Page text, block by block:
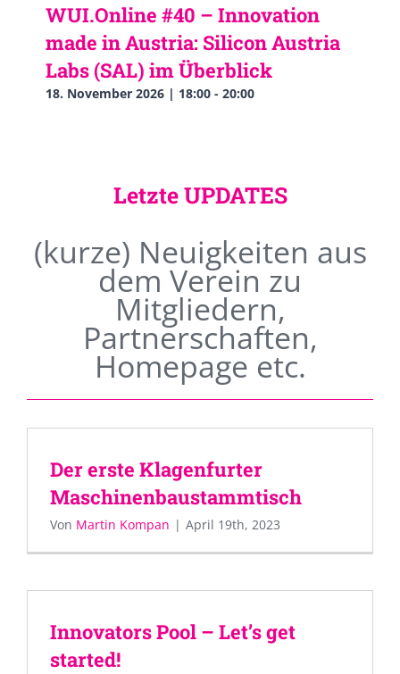
WUI.Online #40 – Innovation
made in Austria: Silicon Austria
Labs (SAL) im Überblick
18. November 2026 | 18:00 - 20:00
Letzte UPDATES
(kurze) Neuigkeiten aus
dem Verein zu
Mitgliedern,
Partnerschaften,
Homepage etc.
Der erste Klagenfurter
Maschinenbaustammtisch
Von Martin Kompan | April 19th, 2023
Innovators Pool – Let’s get
started!